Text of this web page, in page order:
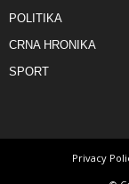
POLITIKA
CRNA HRONIKA
SPORT
Privacy